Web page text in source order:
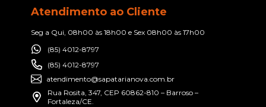
Atendimento ao Cliente
Seg a Qui, 08h00 às 18h00 e Sex 08h00 às 17h00
(85) 4012-8797
(85) 4012-8797
atendimento@sapatarianova.com.br
Rua Rosita, 347, CEP 60862-810 – Barroso –
Fortaleza/CE.